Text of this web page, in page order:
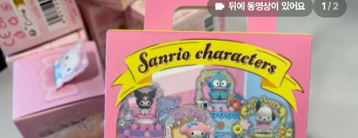
뒤에 동영상이 있어요 1 / 2